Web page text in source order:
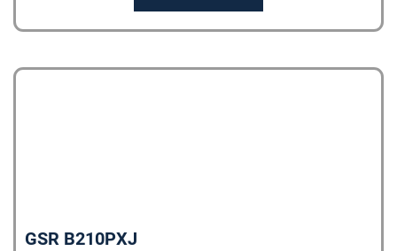
GSR B210PXJ